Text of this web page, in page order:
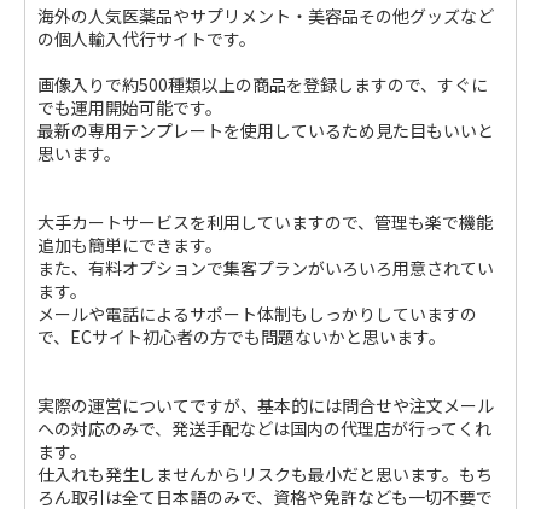
海外の人気医薬品やサプリメント・美容品その他グッズなど
の個人輸入代行サイトです。
画像入りで約500種類以上の商品を登録しますので、すぐに
でも運用開始可能です。
最新の専用テンプレートを使用しているため見た目もいいと
思います。
大手カートサービスを利用していますので、管理も楽で機能
追加も簡単にできます。
また、有料オプションで集客プランがいろいろ用意されてい
ます。
メールや電話によるサポート体制もしっかりしていますの
で、ECサイト初心者の方でも問題ないかと思います。
実際の運営についてですが、基本的には問合せや注文メール
への対応のみで、発送手配などは国内の代理店が行ってくれ
ます。
仕入れも発生しませんからリスクも最小だと思います。もち
ろん取引は全て日本語のみで、資格や免許なども一切不要で